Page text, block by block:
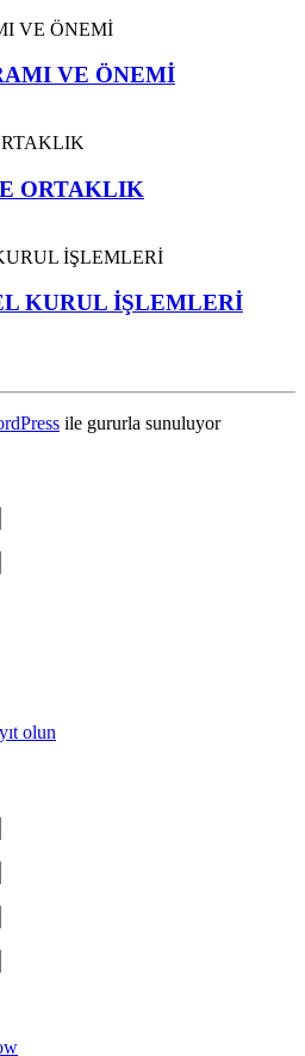
VE ÖNEMİ
ORTAKLIK
KURUL İŞLEMLERİ
ile gururla sunuluyor
olun